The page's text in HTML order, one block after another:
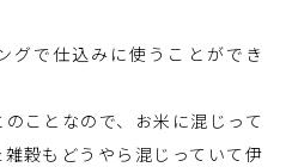
グで仕込みに使うことができ
ことなので、お米に混じって
穀もどうやら混じっていて伊